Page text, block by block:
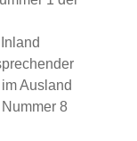
Ausland
8